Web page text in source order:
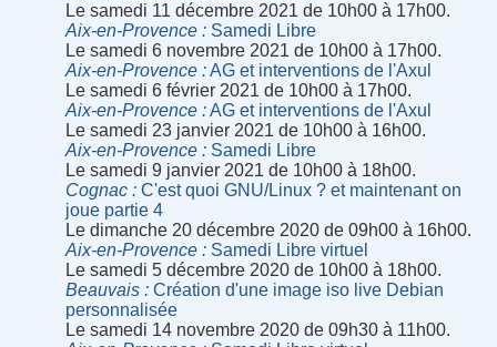
Le samedi 11 décembre 2021 de 10h00 à 17h00.
Aix-en-Provence
Samedi Libre
Le samedi 6 novembre 2021 de 10h00 à 17h00.
Aix-en-Provence
AG et interventions de l'Axul
Le samedi 6 février 2021 de 10h00 à 17h00.
Aix-en-Provence
AG et interventions de l'Axul
Le samedi 23 janvier 2021 de 10h00 à 16h00.
Aix-en-Provence
Samedi Libre
Le samedi 9 janvier 2021 de 10h00 à 18h00.
Cognac
C'est quoi GNU/Linux ? et maintenant on
joue partie 4
Le dimanche 20 décembre 2020 de 09h00 à 16h00.
Aix-en-Provence
Samedi Libre virtuel
Le samedi 5 décembre 2020 de 10h00 à 18h00.
Beauvais
Création d'une image iso live Debian
personnalisée
Le samedi 14 novembre 2020 de 09h30 à 11h00.